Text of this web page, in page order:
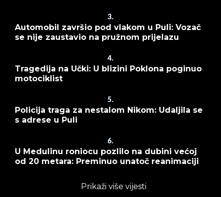
3.
Automobil završio pod vlakom u Puli: Vozač
se nije zaustavio na pružnom prijelazu
4.
Tragedija na Učki: U blizini Poklona poginuo
motociklist
5.
Policija traga za nestalom Nikom: Udaljila se
s adrese u Puli
6.
U Medulinu roniocu pozlilo na dubini većoj
od 20 metara: Preminuo unatoč reanimaciji
Prikaži više vijesti